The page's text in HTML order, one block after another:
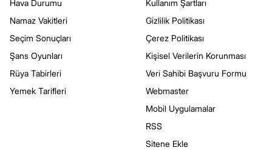
Hava Durumu
Namaz Vakitleri
Seçim Sonuçları
Şans Oyunları
Rüya Tabirleri
Yemek Tarifleri
Kullanım Şartları
Gizlilik Politikası
Çerez Politikası
Kişisel Verilerin Korunması
Veri Sahibi Başvuru Formu
Webmaster
Mobil Uygulamalar
RSS
Sitene Ekle